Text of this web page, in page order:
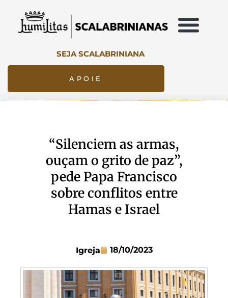
SEJA SCALABRINIANA
APOIE
“Silenciem as armas,
ouçam o grito de paz”,
pede Papa Francisco
sobre conflitos entre
Hamas e Israel
Igreja 18/10/2023